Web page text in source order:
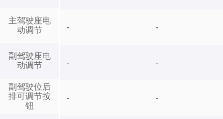
主驾驶座电
动调节
副驾驶座电
动调节
副驾驶位后
排可调节按
钮
- -
- -
- -